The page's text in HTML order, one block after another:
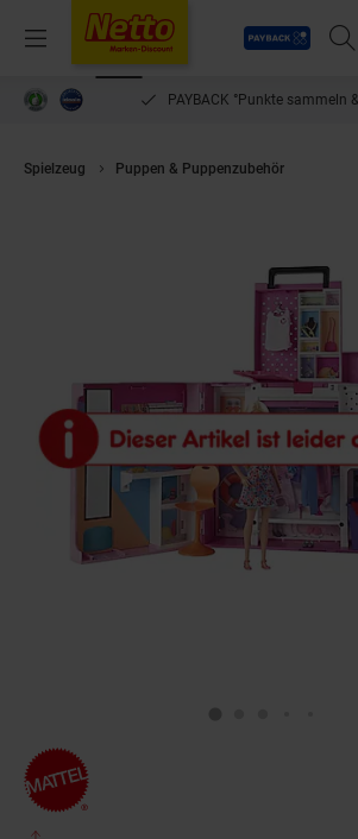
Menü
Payback
PAYBACK °Punkte sammeln
Spielzeug Puppen & Puppenzubehör